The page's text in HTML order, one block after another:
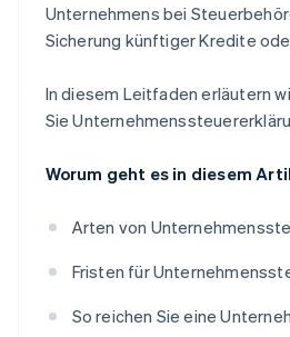
Unternehmens bei
Sicherung künftiger Kredite
In diesem Leitfaden erläutern
Sie
Worum geht es in diesem
Arten von
Fristen für
So reichen Sie eine